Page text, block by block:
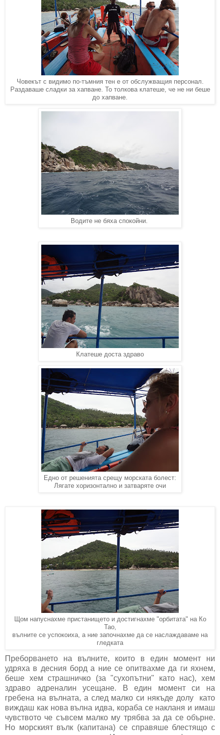
Човекът с видимо по-тъмния тен е от обслужващия персонал.
Раздаваше сладки за хапване. То толкова клатеше, че не ни беше
до хапване.
Водите не бяха спокойни.
Клатеше доста здраво
Едно от решенията срещу морската болест:
Лягате хоризонтално и затваряте очи
Щом напуснахме пристанището и достигнахме "орбитата" на Ко
Тао,
вълните се успокоиха, а ние започнахме да се наслаждаваме на
гледката
Преборването на вълните, които в един момент ни
удряха в десния борд а ние се опитвахме да ги яхнем,
беше хем страшничко (за "сухопътни" като нас), хем
здраво адреналин усещане. В един момент си на
гребена на вълната, а след малко си някъде долу като
виждаш как нова вълна идва, кораба се накланя и имаш
чувството че съвсем малко му трябва за да се обърне.
Но морският вълк (капитана) се справяше блестящо с